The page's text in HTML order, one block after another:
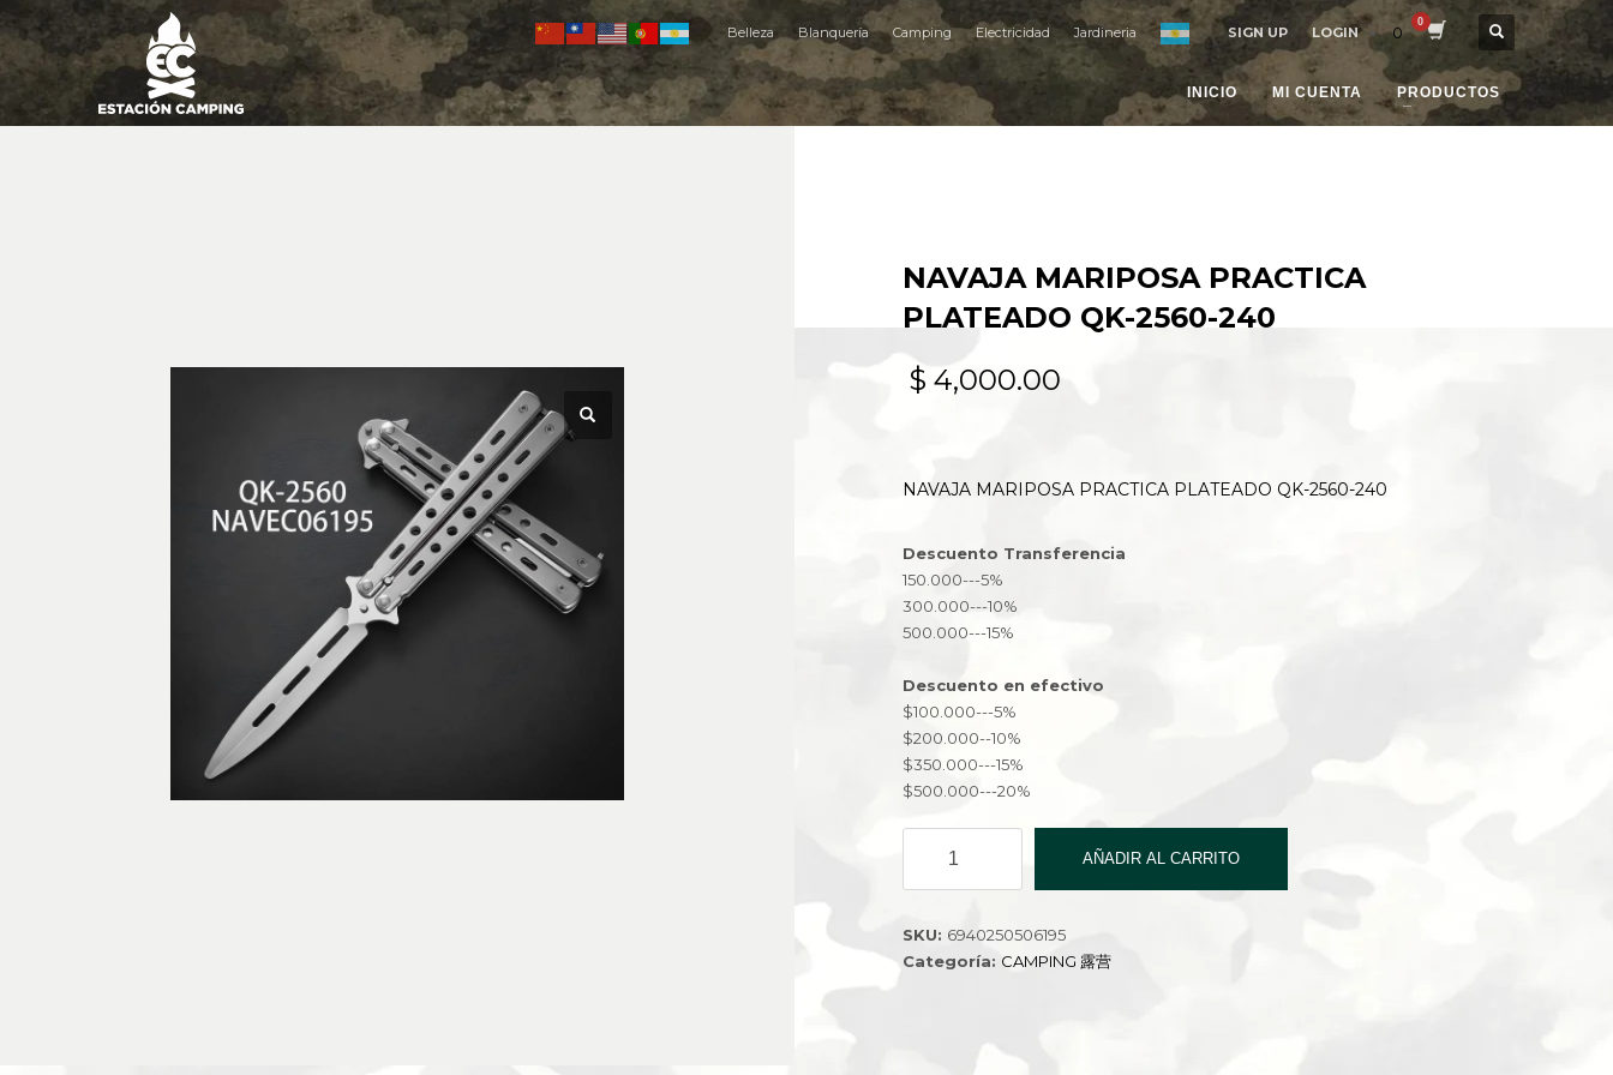
Belleza Blanquería Camping Electricidad Jardineria SIGN UP LOGIN 0
INICIO MI CUENTA PRODUCTOS
NAVAJA MARIPOSA PRACTICA
PLATEADO QK-2560-240
$ 4,000.00
NAVAJA MARIPOSA PRACTICA PLATEADO QK-2560-240
Descuento Transferencia
150.000---5%
300.000---10%
500.000---15%
Descuento en efectivo
$100.000---5%
$200.000--10%
$350.000---15%
$500.000---20%
MARIPOSA
PRACTICA
QK-
2560-
AÑADIR AL CARRITO
SKU: 6940250506195
Categoría: CAMPING 露营